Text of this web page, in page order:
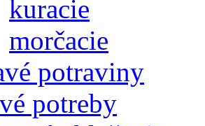
kuracie
morčacie
potraviny
potreby